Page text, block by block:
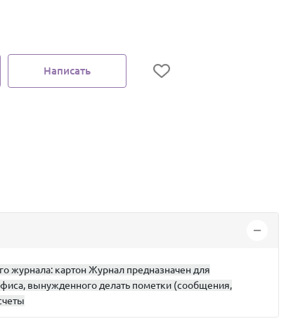
Написать
журнала: картон Журнал предназначен для
вынужденного делать пометки (сообщения,